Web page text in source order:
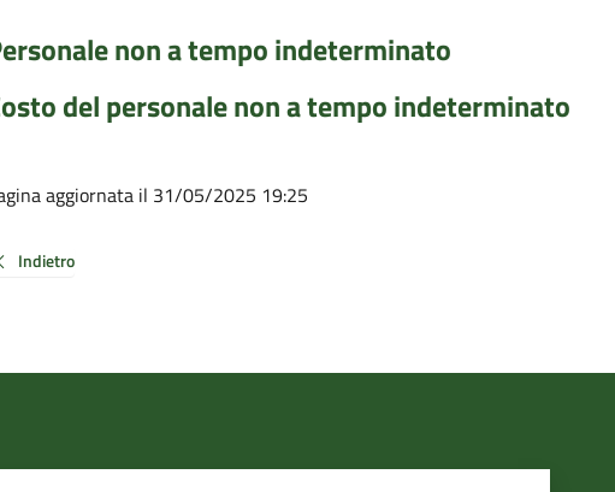
non a tempo indeterminato
del personale non a tempo indeterminato
aggiornata il 31/05/2025 19:25
Indietro